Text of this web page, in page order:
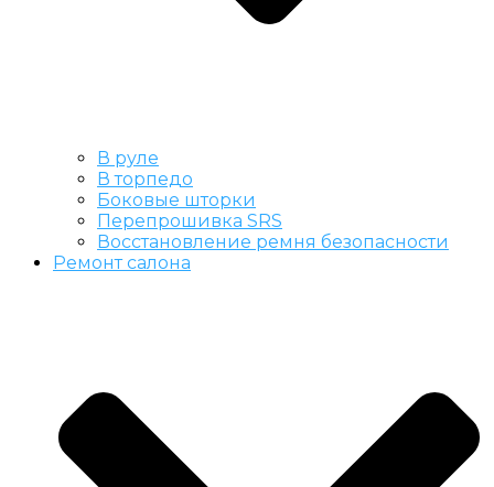
В руле
В торпедо
Боковые шторки
Перепрошивка SRS
Восстановление ремня безопасности
Ремонт салона